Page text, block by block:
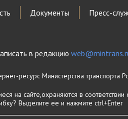
Документы Пресс-
в редакцию
ресурс Министерства транспорта
на сайте,охраняются в соответствии
Выделите ее и нажмите ctrl+Enter